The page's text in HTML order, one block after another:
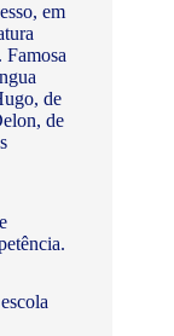
em
Famosa
de
de